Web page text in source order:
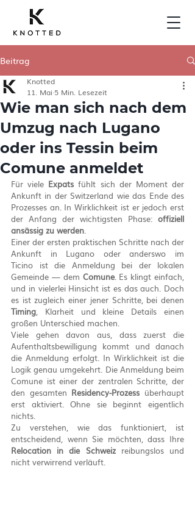
Beitrag
Wie man sich nach dem
Umzug nach Lugano
oder ins Tessin beim
Comune anmeldet
Knotted
11. Mai 5 Min. Lesezeit
Für viele Expats fühlt sich der Moment der
Ankunft in der Switzerland wie das Ende des
Prozesses an. In Wirklichkeit ist er jedoch erst
der Anfang der wichtigsten Phase: offiziell
ansässig zu werden.
Einer der ersten praktischen Schritte nach der
Ankunft in Lugano oder anderswo im
Ticino ist die Anmeldung bei der lokalen
Gemeinde — dem Comune. Es klingt einfach,
und in vielerlei Hinsicht ist es das auch. Doch
Timing, Klarheit und kleine Details einen
großen Unterschied machen.
Viele gehen davon aus, dass zuerst die
Aufenthaltsbewilligung kommt und danach
die Anmeldung erfolgt. In Wirklichkeit ist die
Logik genau umgekehrt. Die Anmeldung beim
Comune ist einer der zentralen Schritte, der
den gesamten Residency-Prozess überhaupt
erst aktiviert. Ohne sie beginnt eigentlich
nichts.
Zu verstehen, wie das funktioniert, ist
Relocation in die Schweiz reibungslos und
nicht verwirrend verläuft.